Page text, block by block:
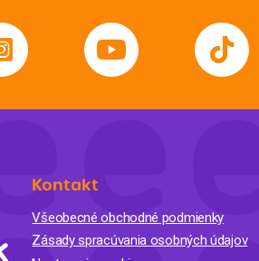
Kontakt
Všeobecné obchodné podmienky
Zásady spracúvania osobných údajov